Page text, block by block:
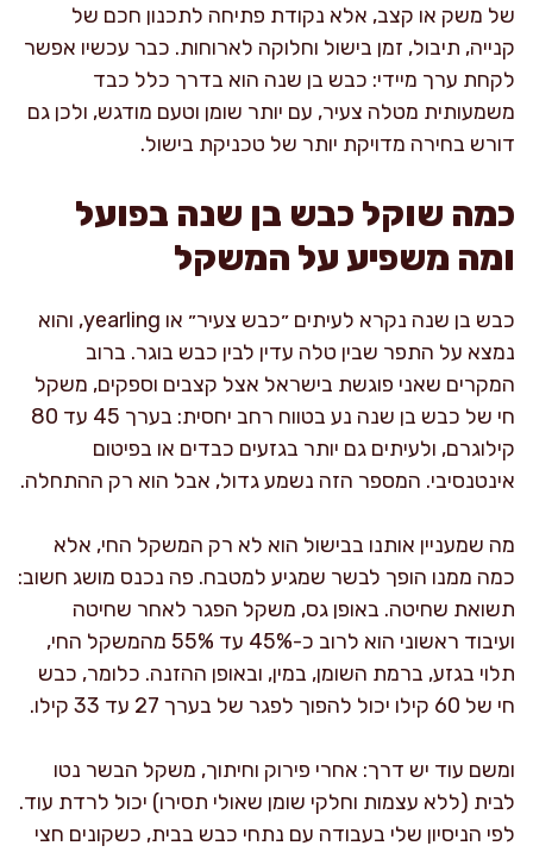
של משק או קצב, אלא נקודת פתיחה לתכנון חכם של
קנייה, תיבול, זמן בישול וחלוקה לארוחות. כבר עכשיו אפשר
לקחת ערך מיידי: כבש בן שנה הוא בדרך כלל כבד
משמעותית מטלה צעיר, עם יותר שומן וטעם מודגש, ולכן גם
דורש בחירה מדויקת יותר של טכניקת בישול.
כמה שוקל כבש בן שנה בפועל
ומה משפיע על המשקל
כבש בן שנה נקרא לעיתים ״כבש צעיר״ או yearling, והוא
נמצא על התפר שבין טלה עדין לבין כבש בוגר. ברוב
המקרים שאני פוגשת בישראל אצל קצבים וספקים, משקל
חי של כבש בן שנה נע בטווח רחב יחסית: בערך 45 עד 80
קילוגרם, ולעיתים גם יותר בגזעים כבדים או בפיטום
אינטנסיבי. המספר הזה נשמע גדול, אבל הוא רק ההתחלה.
מה שמעניין אותנו בבישול הוא לא רק המשקל החי, אלא
כמה ממנו הופך לבשר שמגיע למטבח. פה נכנס מושג חשוב:
תשואת שחיטה. באופן גס, משקל הפגר לאחר שחיטה
ועיבוד ראשוני הוא לרוב כ-45% עד 55% מהמשקל החי,
תלוי בגזע, ברמת השומן, במין, ובאופן ההזנה. כלומר, כבש
חי של 60 קילו יכול להפוך לפגר של בערך 27 עד 33 קילו.
ומשם עוד יש דרך: אחרי פירוק וחיתוך, משקל הבשר נטו
לבית (ללא עצמות וחלקי שומן שאולי תסירו) יכול לרדת עוד.
לפי הניסיון שלי בעבודה עם נתחי כבש בבית, כשקונים חצי